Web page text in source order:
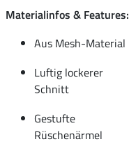
Materialinfos & Features:
Aus Mesh-Material
Luftig lockerer
Schnitt
Gestufte
Rüschenärmel